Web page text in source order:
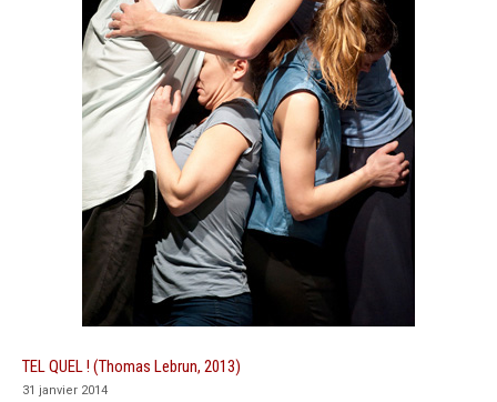
TEL QUEL ! (Thomas Lebrun, 2013)
31 janvier 2014